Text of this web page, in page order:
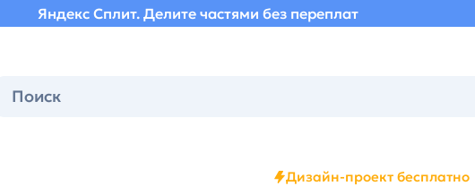
Яндекс Сплит. Делите частями без переплат
Дизайн-проект бесплатно